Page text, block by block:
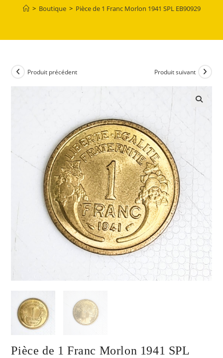
> Boutique > Pièce de 1 Franc Morlon 1941 SPL EB90929
Produit précédent Produit suivant
Pièce de 1 Franc Morlon 1941 SPL